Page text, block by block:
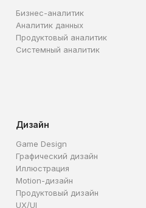
Бизнес-аналитик
Аналитик данных
Продуктовый аналитик
Системный аналитик
Дизайн
Game Design
Графический дизайн
Иллюстрация
Motion-дизайн
Продуктовый дизайн
UX/UI